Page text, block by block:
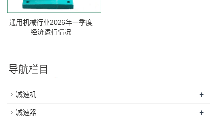
通用机械行业2026年一季度
经济运行情况
导航栏目
减速机 +
减速器 +